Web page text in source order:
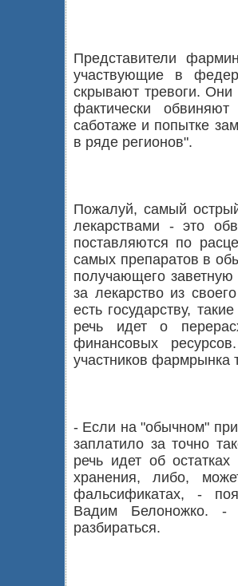
Представители
участвующие в
скрывают тревоги.
фактически
саботаже и попытке
в ряде регионов".
Пожалуй, самый
лекарствами - это
поставляются по
самых препаратов в
получающего
за лекарство из
есть государству,
речь идет о
финансовых
участников фармрынка
- Если на "обычном"
заплатило за точно
речь идет об
хранения, либо,
фальсификатах, -
Вадим Белоножко. -
разбираться.